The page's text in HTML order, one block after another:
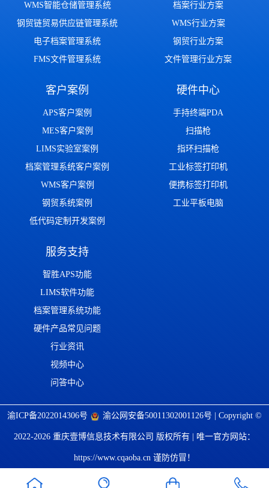
WMS智能仓储管理系统
钢贸链贸易供应链管理系统
电子档案管理系统
FMS文件管理系统
档案行业方案
WMS行业方案
钢贸行业方案
文件管理行业方案
客户案例
APS客户案例
MES客户案例
LIMS实验室案例
档案管理系统客户案例
WMS客户案例
钢贸系统案例
低代码定制开发案例
硬件中心
手持终端PDA
扫描枪
指环扫描枪
工业标签打印机
便携标签打印机
工业平板电脑
服务支持
智胜APS功能
LIMS软件功能
档案管理系统功能
硬件产品常见问题
行业资讯
视频中心
问答中心
渝ICP备2022014306号 渝公网安备50011302001126号 | Copyright ©
2022-2026 重庆壹博信息技术有限公司 版权所有 | 唯一官方网站：
https://www.cqaoba.cn 谨防仿冒！